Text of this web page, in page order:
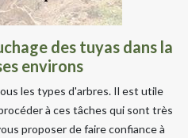
des tuyas dans la
environs
les types d'arbres. Il est utile
à ces tâches qui sont très
proposer de faire confiance à